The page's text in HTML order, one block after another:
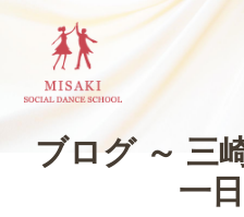
ブログ ～ 三
一